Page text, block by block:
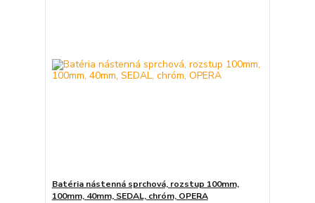
Batéria nástenná sprchová, rozstup 100mm,
100mm, 40mm, SEDAL, chróm, OPERA